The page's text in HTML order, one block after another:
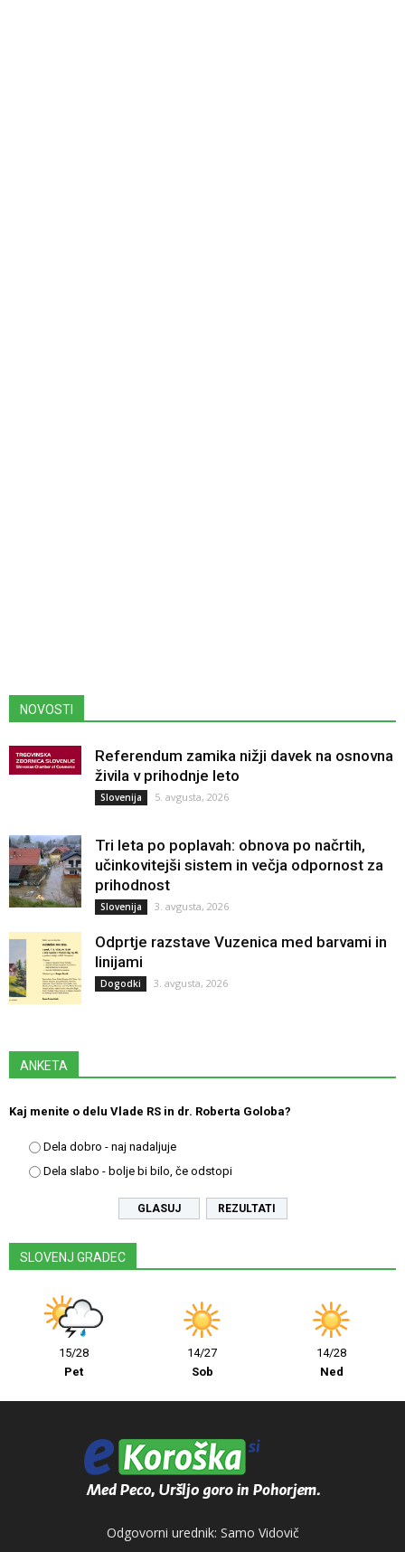
NOVOSTI
Referendum zamika nižji davek na osnovna
živila v prihodnje leto
Slovenija 5. avgusta, 2026
Tri leta po poplavah: obnova po načrtih,
učinkovitejši sistem in večja odpornost za
prihodnost
Slovenija 3. avgusta, 2026
Odprtje razstave Vuzenica med barvami in
linijami
Dogodki 3. avgusta, 2026
ANKETA
Kaj menite o delu Vlade RS in dr. Roberta Goloba?
Dela dobro - naj nadaljuje
Dela slabo - bolje bi bilo, če odstopi
REZULTATI
SLOVENJ GRADEC
15/28
Pet
14/27
Sob
14/28
Ned
Odgovorni urednik: Samo Vidovič